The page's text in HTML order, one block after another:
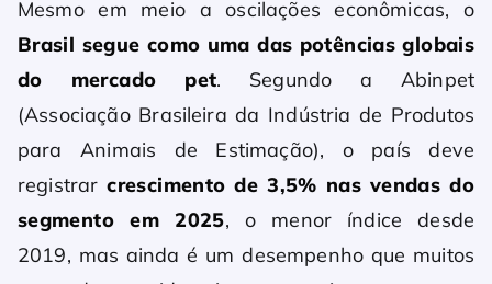
Mesmo em meio a oscilações econômicas, o
Brasil segue como uma das potências globais
do mercado pet. Segundo a Abinpet
(Associação Brasileira da Indústria de Produtos
para Animais de Estimação), o país deve
registrarcrescimento de 3,5% nas vendas do
segmento em 2025, o menor índice desde
2019, mas ainda é um desempenho que muitos